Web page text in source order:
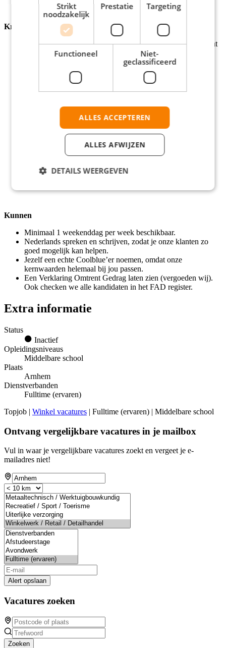
Krijgen
Je uurloon ligt tussen de €14,65 en €16,68 bruto per uur. Dat
betekent een maandloon van €2.539,- tot €2.891,- op basis
van 40 uur, afhankelijk van kennis en ervaring.
Ieder jaar omhoog in salaris, 8% vakantiegeld, pensioen en
reiskostenvergoeding (bij een afstand vanaf 10 km of meer).
Groeimogelijkheden, bijvoorbeeld naar Senior
Winkelmedewerker of Teamleider.
Een fulltime baan of bijbaan die voelt als een feestje met de
leukste verkopers van Nederland.
Elk jaar strijd je met je winkelteam om de eretitel ‘Beste
Coolblue-winkel van Nederland’.
Mudmasters en epische winkel feestjes.
Kunnen
Minimaal 1 weekenddag per week beschikbaar.
Nederlands spreken en schrijven, zodat je onze klanten zo
goed mogelijk kan helpen.
Jezelf een echte Coolblue’er noemen, omdat onze
kernwaarden helemaal bij jou passen.
Een Verklaring Omtrent Gedrag laten zien (vergoeden wij).
Ook checken we alle kandidaten in het FAD register.
Extra informatie
Status
Inactief
Opleidingsniveaus
Middelbare school
Plaats
Arnhem
Dienstverbanden
Fulltime (ervaren)
Topjob | Winkel vacatures | Fulltime (ervaren) | Middelbare school
Ontvang vergelijkbare vacatures in je mailbox
Vul in waar je vergelijkbare vacatures zoekt en vergeet je e-
mailadres niet!
Alert opslaan
Vacatures zoeken
Zoeken
Strikt
noodzakelijk
Prestatie Targeting
Functioneel
Niet-
geclassificeerd
ALLES ACCEPTEREN
ALLES AFWIJZEN
DETAILS WEERGEVEN